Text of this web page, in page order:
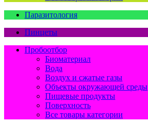
Паразитология
Пинцеты
Пробоотбор
Биоматериал
Вода
Воздух и сжатые газы
Объекты окружающей среды
Пищевые продукты
Поверхность
Все товары категории